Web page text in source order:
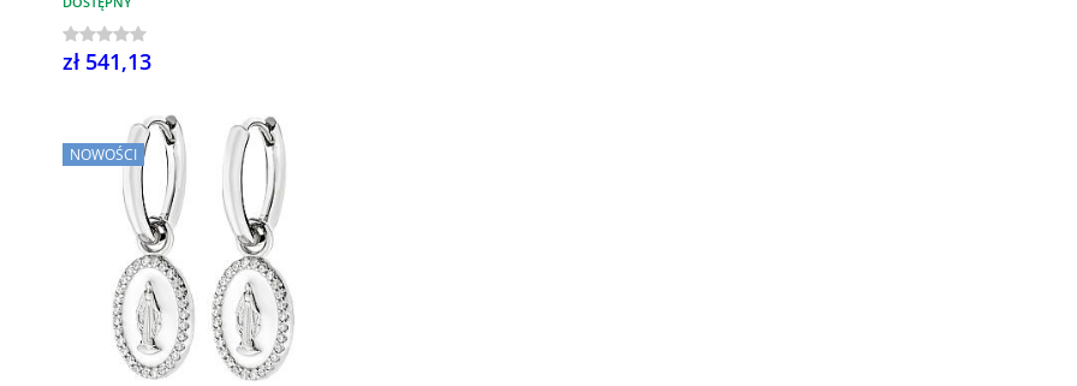
zł 541,13
NOWOŚCI